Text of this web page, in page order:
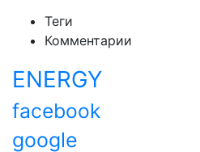
Теги
Комментарии
ENERGY
facebook
google